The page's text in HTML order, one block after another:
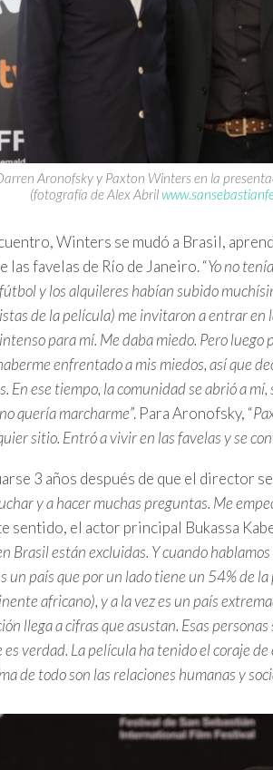
Aronofsky y Paxton Winters en la
(fotografía de Alex Abril
Winters se mudó a Brasil,
las favelas de Río de Janeiro. “Yo no
y los alquileres habían subido
de la película) me invitaron a entrar
para mí. Me daba miedo. Pero
enfrentado a mis miedos, así que
En ese tiempo, la comunidad se abrió a mí,
quería marcharme”. Para Aronofsky, “
sitio. Entró a vivir en las favelas y se
3 años después de que el director
y a hacer muchas preguntas. Me
sentido, el actor principal Bukassa
Brasil están excluidas. Y cuando
un país que por un lado tiene un 54% de
africano), y a la vez es un país
llega a cifras que asustan. Esas
verdad. La película ha tenido el coraje
de todo son las relaciones humanas y